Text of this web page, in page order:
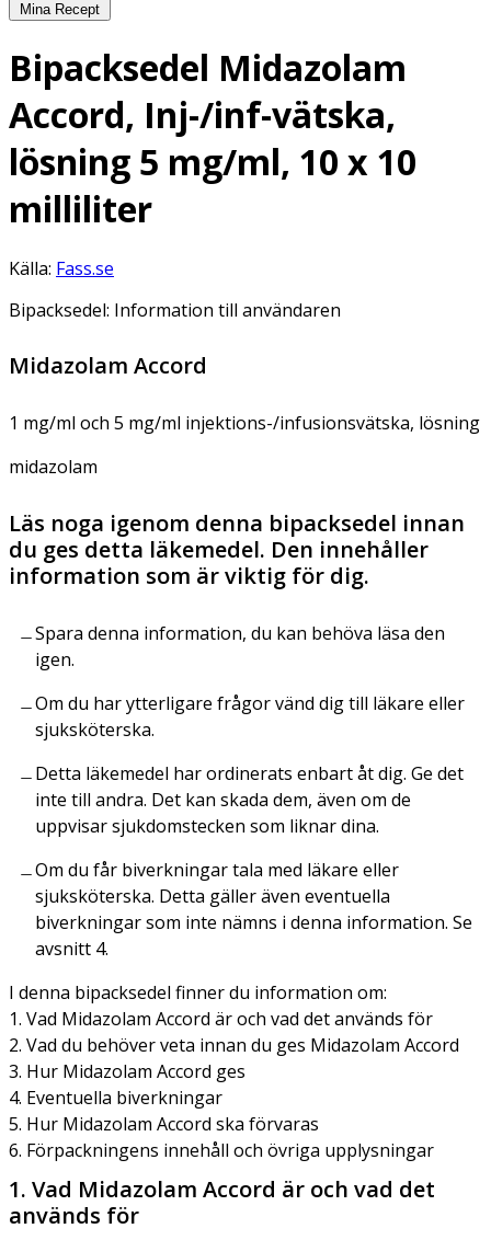
Mina Recept
Bipacksedel Midazolam
Accord, Inj-/inf-vätska,
lösning 5 mg/ml, 10 x 10
milliliter
Källa: Fass.se
Bipacksedel: Information till användaren
Midazolam Accord
1 mg/ml och 5 mg/ml injektions-/infusionsvätska, lösning
midazolam
Läs noga igenom denna bipacksedel innan
du ges detta läkemedel. Den innehåller
information som är viktig för dig.
Spara denna information, du kan behöva läsa den
igen.
Om du har ytterligare frågor vänd dig till läkare eller
sjuksköterska.
Detta läkemedel har ordinerats enbart åt dig. Ge det
inte till andra. Det kan skada dem, även om de
uppvisar sjukdomstecken som liknar dina.
Om du får biverkningar tala med läkare eller
sjuksköterska. Detta gäller även eventuella
biverkningar som inte nämns i denna information. Se
avsnitt 4.
I denna bipacksedel finner du information om:
1. Vad Midazolam Accord är och vad det används för
2. Vad du behöver veta innan du ges Midazolam Accord
3. Hur Midazolam Accord ges
4. Eventuella biverkningar
5. Hur Midazolam Accord ska förvaras
6. Förpackningens innehåll och övriga upplysningar
1. Vad Midazolam Accord är och vad det
används för